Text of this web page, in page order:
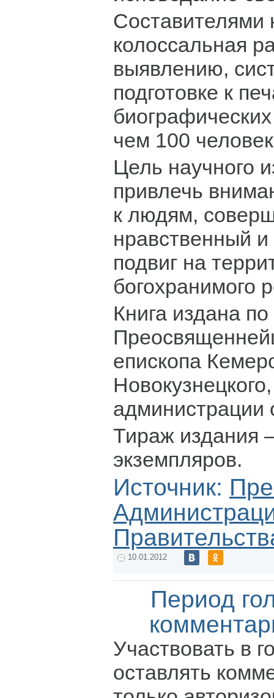
Составителями
колоссальная
выявлению,
подготовке к
чем 100
Цель научного
привлечь
к людям,
нравственный
подвиг на
богохранимого
Книга издана
епископа
администрации
Тираж издания
экземпляров.
Источник:
10.01.2012
Период
Участвовать в
оставлять